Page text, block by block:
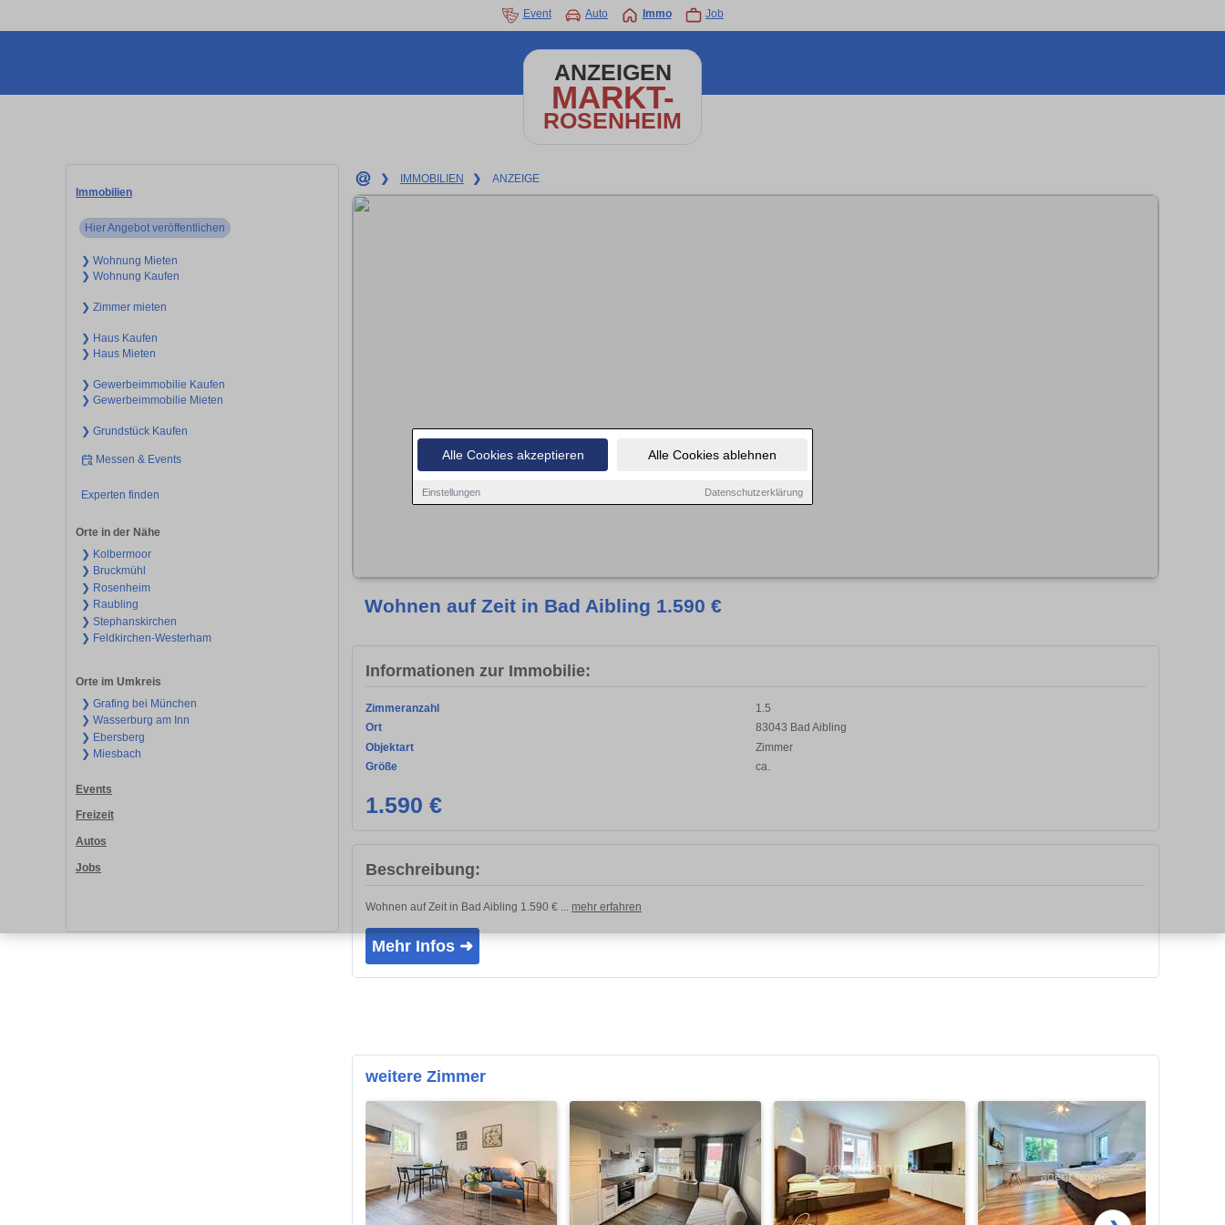
Alle Cookies akzeptieren Alle Cookies ablehnen
Einstellungen Datenschutzerklärung
Event Auto Immo Job
ANZEIGEN
MARKT-
ROSENHEIM
Immobilien
Hier Angebot veröffentlichen
❯ Wohnung Mieten
❯ Wohnung Kaufen
❯ Zimmer mieten
❯ Haus Kaufen
❯ Haus Mieten
❯ Gewerbeimmobilie Kaufen
❯ Gewerbeimmobilie Mieten
❯ Grundstück Kaufen
Messen & Events
Experten finden
Orte in der Nähe
❯ Kolbermoor
❯ Bruckmühl
❯ Rosenheim
❯ Raubling
❯ Stephanskirchen
❯ Feldkirchen-Westerham
Orte im Umkreis
❯ Grafing bei München
❯ Wasserburg am Inn
❯ Ebersberg
❯ Miesbach
Events
Freizeit
Autos
Jobs
❯ IMMOBILIEN ❯ ANZEIGE
Wohnen auf Zeit in Bad Aibling 1.590 €
Informationen zur Immobilie:
Zimmeranzahl
1.5
Ort
83043 Bad Aibling
Objektart
Zimmer
Größe
ca.
1.590 €
Beschreibung:
Wohnen auf Zeit in Bad Aibling 1.590 € ... mehr erfahren
Mehr Infos ➜
weitere Zimmer